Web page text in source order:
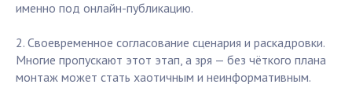
именно под онлайн-публикацию.
2. Своевременное согласование сценария и раскадровки.
Многие пропускают этот этап, а зря — без чёткого плана
монтаж может стать хаотичным и неинформативным.